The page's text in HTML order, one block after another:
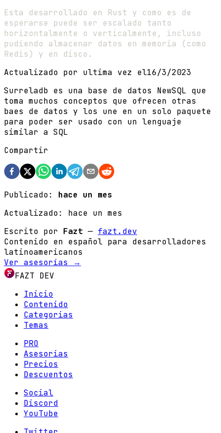
Esta desarrollado en Rust y como es de
esperarse puede ser escalado tanto
horizontalmente o verticalmente, incluso
pudiendo almacenar datos en memoria (como
Redis) y en disco.
Actualizado por ultima vez el16/3/2023
Surreladb es una base de datos NewSQL que
toma muchos conceptos que ofrecen otras
baes de datos y los une en un solo paquete
para poder ser usado con un lenguaje
similar a SQL
Compartir
Publicado:
hace un mes
Actualizado: hace un mes
Escrito por Fazt — fazt.dev
Contenido en español para desarrolladores
latinoamericanos
Ver asesorías →
FAZT DEV
Inicio
Contenido
Categorias
Temas
PRO
Asesorias
Precios
Descuentos
Social
Discord
YouTube